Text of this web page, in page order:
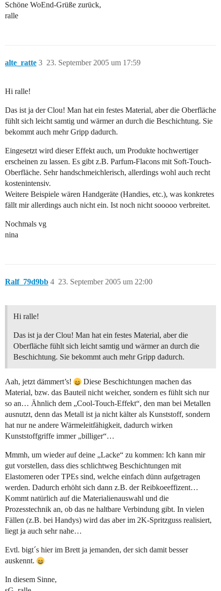
Schöne WoEnd-Grüße zurück,
ralle
alte_ratte 23. September 2005 um 17:59
3
Hi ralle!
Das ist ja der Clou! Man hat ein festes Material, aber die Oberfläche
fühlt sich leicht samtig und wärmer an durch die Beschichtung. Sie
bekommt auch mehr Gripp dadurch.
Eingesetzt wird dieser Effekt auch, um Produkte hochwertiger
erscheinen zu lassen. Es gibt z.B. Parfum-Flacons mit Soft-Touch-
Oberfläche. Sehr handschmeichlerisch, allerdings wohl auch recht
kostenintensiv.
Weitere Beispiele wären Handgeräte (Handies, etc.), was konkretes
fällt mir allerdings auch nicht ein. Ist noch nicht sooooo verbreitet.
Nochmals vg
nina
Ralf_79d9bb 23. September 2005 um 22:00
4
Hi ralle!
Das ist ja der Clou! Man hat ein festes Material, aber die
Oberfläche fühlt sich leicht samtig und wärmer an durch die
Beschichtung. Sie bekommt auch mehr Gripp dadurch.
Aah, jetzt dämmert’s!
Diese Beschichtungen machen das
Material, bzw. das Bauteil nicht weicher, sondern es fühlt sich nur
so an… Ähnlich dem „Cool-Touch-Effekt“, den man bei Metallen
ausnutzt, denn das Metall ist ja nicht kälter als Kunststoff, sondern
hat nur ne andere Wärmeleitfähigkeit, dadurch wirken
Kunststoffgriffe immer „billiger“…
Mmmh, um wieder auf deine „Lacke“ zu kommen: Ich kann mir
gut vorstellen, dass dies schlichtweg Beschichtungen mit
Elastomeren oder TPEs sind, welche einfach dünn aufgetragen
werden. Dadurch erhöht sich dann z.B. der Reibkoeeffizent…
Kommt natürlich auf die Materialienauswahl und die
Prozesstechnik an, ob das ne haltbare Verbindung gibt. In vielen
Fällen (z.B. bei Handys) wird das aber im 2K-Spritzguss realisiert,
liegt ja auch sehr nahe…
Evtl. bigt´s hier im Brett ja jemanden, der sich damit besser
auskennt.
In diesem Sinne,